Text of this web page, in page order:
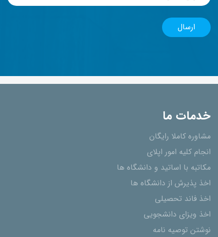
خدمات ما
مشاوره کاملا رایگان
انجام کلیه امور اپلای
مکاتبه با اساتید و دانشگاه ها
اخذ پذیرش از دانشگاه ھا
اخذ فاند تحصیلی
اخذ ویزای دانشجویی
نوشتن توصیه نامه